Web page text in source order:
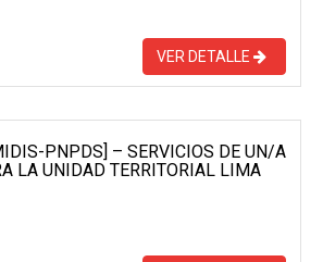
VER DETALLE
PNPDS] – SERVICIOS DE UN/A
LA UNIDAD TERRITORIAL LIMA